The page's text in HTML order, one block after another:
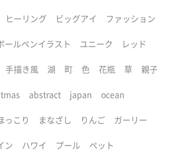
ヒーリング ビッグアイ ファッション
ールペンイラスト ユニーク レッド
手描き風 湖 町 色 花瓶 草 親子
abstract japan ocean
っこり まなざし りんご ガーリー
ン ハワイ プール ペット